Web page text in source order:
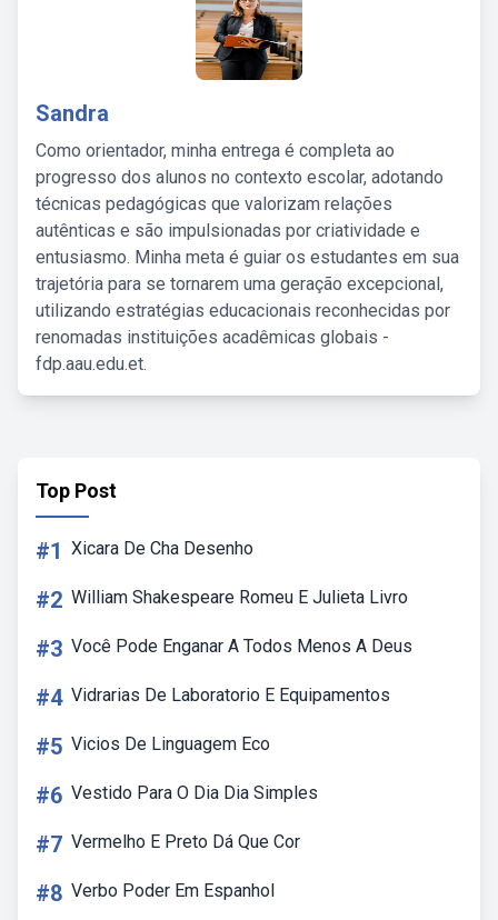
Sandra
Como orientador, minha entrega é completa ao
progresso dos alunos no contexto escolar, adotando
técnicas pedagógicas que valorizam relações
autênticas e são impulsionadas por criatividade e
entusiasmo. Minha meta é guiar os estudantes em sua
trajetória para se tornarem uma geração excepcional,
utilizando estratégias educacionais reconhecidas por
renomadas instituições acadêmicas globais -
fdp.aau.edu.et.
Top Post
#1 Xicara De Cha Desenho
#2 William Shakespeare Romeu E Julieta Livro
#3 Você Pode Enganar A Todos Menos A Deus
#4 Vidrarias De Laboratorio E Equipamentos
#5 Vicios De Linguagem Eco
#6 Vestido Para O Dia Dia Simples
#7 Vermelho E Preto Dá Que Cor
#8 Verbo Poder Em Espanhol